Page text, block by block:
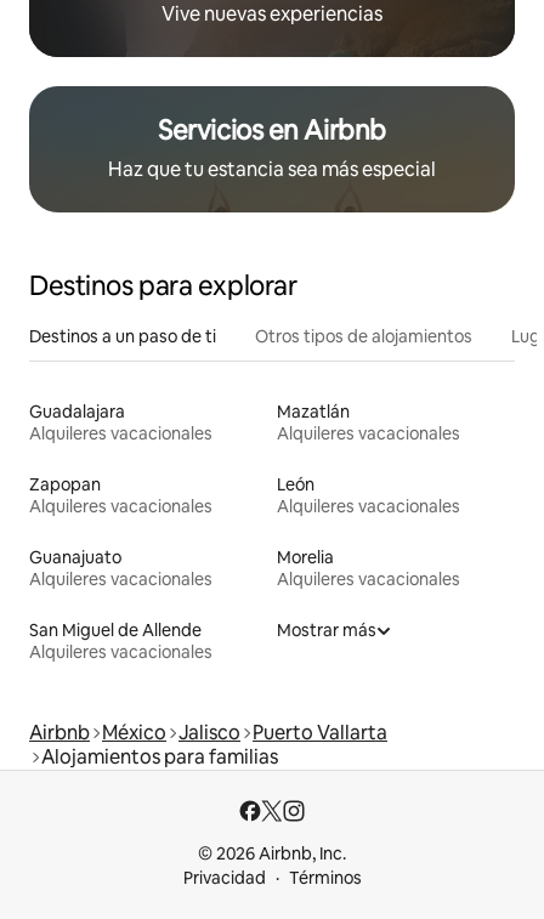
Vive nuevas experiencias
Servicios en Airbnb
Haz que tu estancia sea más especial
Destinos para explorar
Destinos a un paso de ti Otros tipos de alojamientos
Guadalajara
Alquileres vacacionales
Mazatlán
Alquileres vacacionales
Zapopan
Alquileres vacacionales
León
Alquileres vacacionales
Guanajuato
Alquileres vacacionales
Morelia
Alquileres vacacionales
San Miguel de Allende
Alquileres vacacionales
Mostrar más
Airbnb México Jalisco Puerto Vallarta
Alojamientos para familias
© 2026 Airbnb, Inc.
Privacidad
Términos